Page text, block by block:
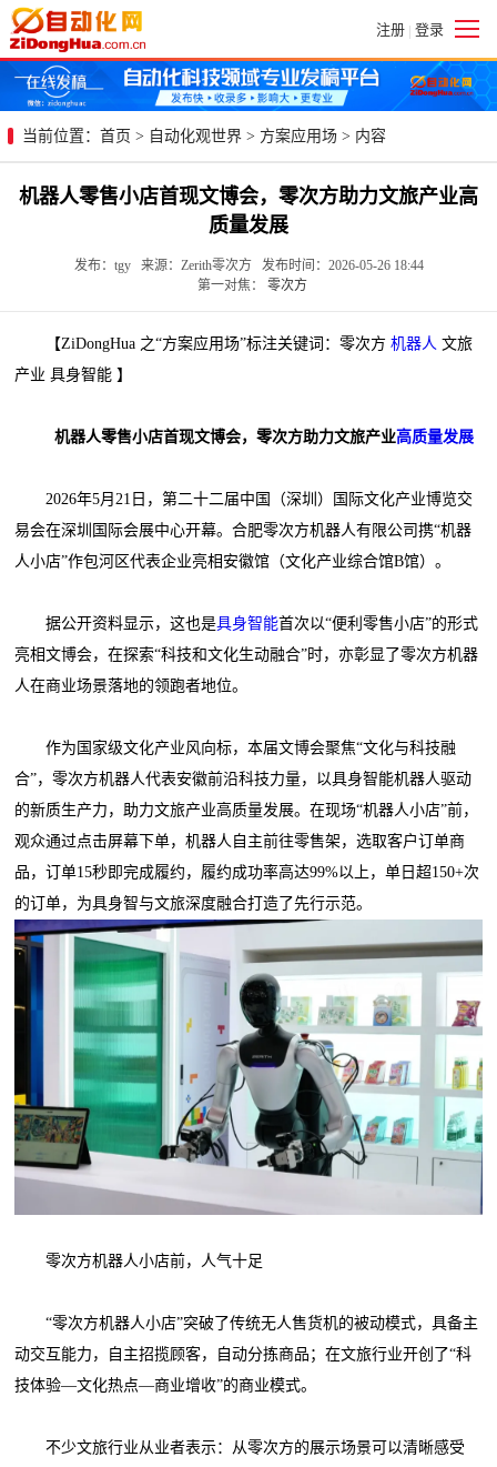
注册 | 登录
当前位置： 首页 > 自动化观世界 > 方案应用场 > 内容
机器人零售小店首现文博会，零次方助力文旅产业高
质量发展
发布：tgy 来源：Zerith零次方 发布时间：2026-05-26 18:44
第一对焦： 零次方
【ZiDongHua 之“方案应用场”标注关键词：零次方机器人 文旅
产业 具身智能 】
机器人零售小店首现文博会，零次方助力文旅产业高质量发展
2026年5月21日，第二十二届中国（深圳）国际文化产业博览交
易会在深圳国际会展中心开幕。合肥零次方机器人有限公司携“机器
人小店”作包河区代表企业亮相安徽馆（文化产业综合馆B馆）。
据公开资料显示，这也是具身智能首次以“便利零售小店”的形式
亮相文博会，在探索“科技和文化生动融合”时，亦彰显了零次方机器
人在商业场景落地的领跑者地位。
作为国家级文化产业风向标，本届文博会聚焦“文化与科技融
合”，零次方机器人代表安徽前沿科技力量，以具身智能机器人驱动
的新质生产力，助力文旅产业高质量发展。在现场“机器人小店”前，
观众通过点击屏幕下单，机器人自主前往零售架，选取客户订单商
品，订单15秒即完成履约，履约成功率高达99%以上，单日超150+次
的订单，为具身智与文旅深度融合打造了先行示范。
零次方机器人小店前，人气十足
“零次方机器人小店”突破了传统无人售货机的被动模式，具备主
动交互能力，自主招揽顾客，自动分拣商品；在文旅行业开创了“科
技体验—文化热点—商业增收”的商业模式。
不少文旅行业从业者表示：从零次方的展示场景可以清晰感受